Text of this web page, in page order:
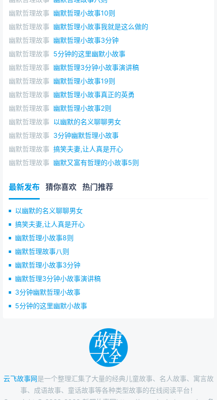
幽默哲理故事 幽默哲理小故事10则
幽默哲理故事 幽默哲理小故事我就是这么做的
幽默哲理故事 幽默哲理小故事3分钟
幽默哲理故事 5分钟的这里幽默小故事
幽默哲理故事 幽默哲理3分钟小故事演讲稿
幽默哲理故事 幽默哲理小故事19则
幽默哲理故事 幽默哲理小故事真正的英勇
幽默哲理故事 幽默哲理小故事2则
幽默哲理故事 以幽默的名义聊聊男女
幽默哲理故事 3分钟幽默哲理小故事
幽默哲理故事 搞笑夫妻,让人真是开心
幽默哲理故事 幽默又富有哲理的小故事5则
最新发布 猜你喜欢 热门推荐
以幽默的名义聊聊男女
搞笑夫妻,让人真是开心
幽默哲理小故事8则
幽默哲理故事八则
幽默哲理小故事3分钟
幽默哲理3分钟小故事演讲稿
3分钟幽默哲理小故事
5分钟的这里幽默小故事
云飞故事网是一个整理汇集了大量的经典儿童故事、名人故事、寓言故
事、成语故事、童话故事等各种类型故事的在线阅读平台！